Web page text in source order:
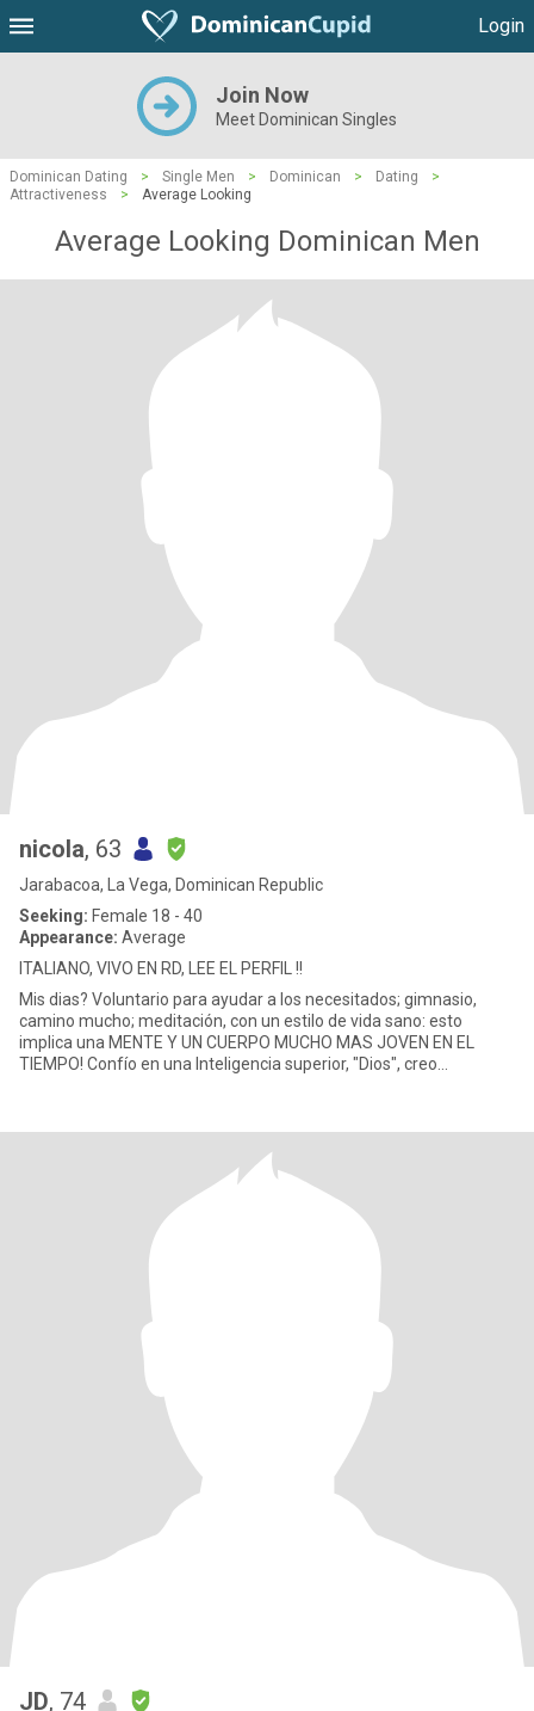
Login
Join Now
Meet Dominican Singles
Dominican Dating > Single Men > Dominican > Dating
>
Attractiveness
> Average Looking
Average Looking Dominican Men
nicola, 63
Jarabacoa, La Vega, Dominican Republic
Seeking: Female 18 - 40
Appearance: Average
ITALIANO, VIVO EN RD, LEE EL PERFIL !!
Mis dias? Voluntario para ayudar a los necesitados; gimnasio,
camino mucho; meditación, con un estilo de vida sano: esto
implica una MENTE Y UN CUERPO MUCHO MAS JOVEN EN EL
TIEMPO! Confío en una Inteligencia superior, "Dios", creo
JD, 74